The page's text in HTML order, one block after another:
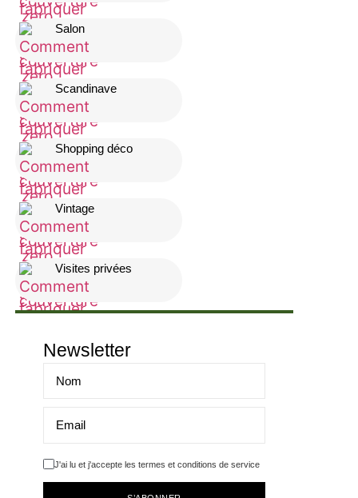
Salon
Scandinave
Shopping déco
Vintage
Visites privées
Newsletter
J'ai lu et j'accepte les termes et conditions de service